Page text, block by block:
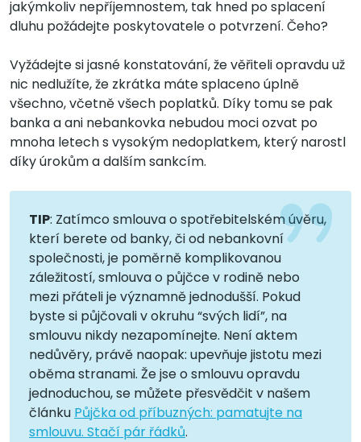
jakýmkoliv nepříjemnostem, tak hned po splacení
dluhu požádejte poskytovatele o potvrzení. Čeho?
Vyžádejte si jasné konstatování, že věřiteli opravdu už
nic nedlužíte, že zkrátka máte splaceno úplně
všechno, včetně všech poplatků. Díky tomu se pak
banka a ani nebankovka nebudou moci ozvat po
mnoha letech s vysokým nedoplatkem, který narostl
díky úrokům a dalším sankcím.
TIP: Zatímco smlouva o spotřebitelském úvěru,
kterí berete od banky, či od nebankovní
společnosti, je poměrně komplikovanou
záležitostí, smlouva o půjčce v rodině nebo
mezi přáteli je významně jednodušší. Pokud
byste si půjčovali v okruhu “svých lidí”, na
smlouvu nikdy nezapomínejte. Není aktem
nedůvěry, právě naopak: upevňuje jistotu mezi
oběma stranami. Že jse o smlouvu opravdu
jednoduchou, se můžete přesvědčit v našem
článku Půjčka od příbuzných: pamatujte na
smlouvu. Stačí pár řádků.